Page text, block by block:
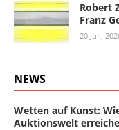
Robert
Franz
20 Juli,
NEWS
Wetten auf Kunst:
Auktionswelt